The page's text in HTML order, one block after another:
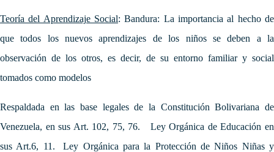
Teoría del Aprendizaje Social: Bandura: La importancia al hecho de
que todos los nuevos aprendizajes de los niños se deben a la
observación de los otros, es decir, de su entorno familiar y social
tomados como modelos
Respaldada en las base legales de la Constitución Bolivariana de
Venezuela, en sus Art. 102, 75, 76. Ley Orgánica de Educación en
sus Art.6, 11.
Ley Orgánica para la Protección de Niños Niñas y